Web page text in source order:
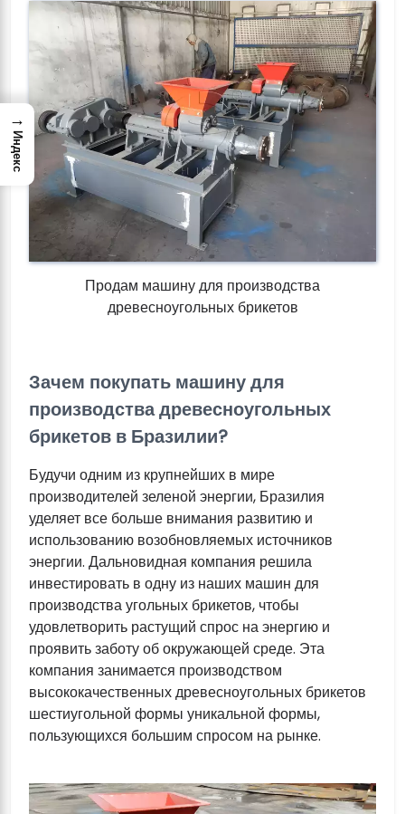
Продам машину для производства
древесноугольных брикетов
Зачем покупать машину для
производства древесноугольных
брикетов в Бразилии?
Будучи одним из крупнейших в мире
производителей зеленой энергии, Бразилия
уделяет все больше внимания развитию и
использованию возобновляемых источников
энергии. Дальновидная компания решила
инвестировать в одну из наших машин для
производства угольных брикетов, чтобы
удовлетворить растущий спрос на энергию и
проявить заботу об окружающей среде. Эта
компания занимается производством
высококачественных древесноугольных брикетов
шестиугольной формы уникальной формы,
пользующихся большим спросом на рынке.
→
Индекс